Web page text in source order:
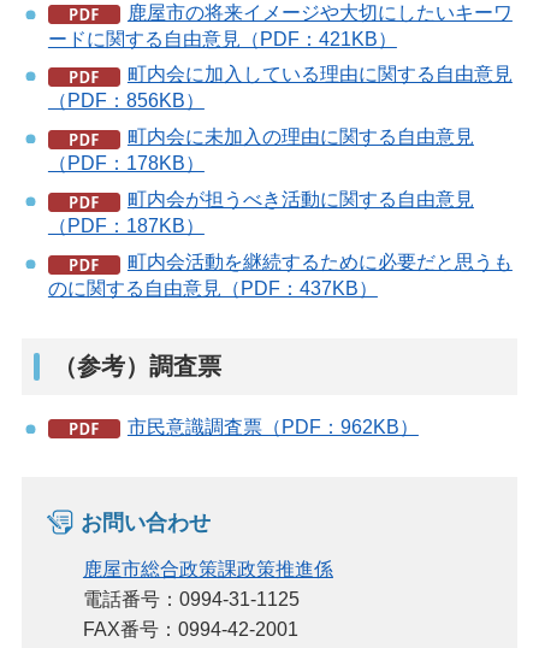
鹿屋市の将来イメージや大切にしたいキーワ
ードに関する自由意見（PDF：421KB）
町内会に加入している理由に関する自由意見
（PDF：856KB）
町内会に未加入の理由に関する自由意見
（PDF：178KB）
町内会が担うべき活動に関する自由意見
（PDF：187KB）
町内会活動を継続するために必要だと思うも
のに関する自由意見（PDF：437KB）
（参考）調査票
市民意識調査票（PDF：962KB）
お問い合わせ
鹿屋市総合政策課政策推進係
電話番号：0994-31-1125
FAX番号：0994-42-2001